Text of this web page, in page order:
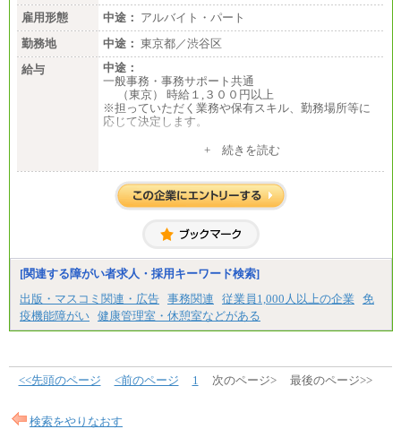
雇用形態
中途： アルバイト・パート
勤務地
中途： 東京都／渋谷区
給与
中途：
一般事務・事務サポート共通
（東京） 時給１,３００円以上
※担っていただく業務や保有スキル、勤務場所等に
応じて決定します。
７.５時間／日、月２０日間 勤務の場合
+ 続きを読む
[関連する障がい者求人・採用キーワード検索]
出版・マスコミ関連・広告 事務関連 従業員1,000人以上の企業
免
疫機能障がい 健康管理室・休憩室などがある
<<先頭のページ <前のページ 1 次のページ> 最後のページ>>
検索をやりなおす